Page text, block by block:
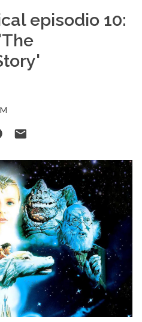
episodio 10: